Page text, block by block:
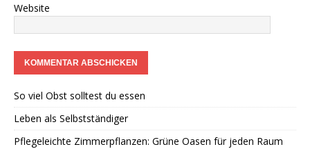
Website
So viel Obst solltest du essen
Leben als Selbstständiger
Pflegeleichte Zimmerpflanzen: Grüne Oasen für jeden Raum